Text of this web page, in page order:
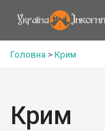
Головна > Крим
Крим